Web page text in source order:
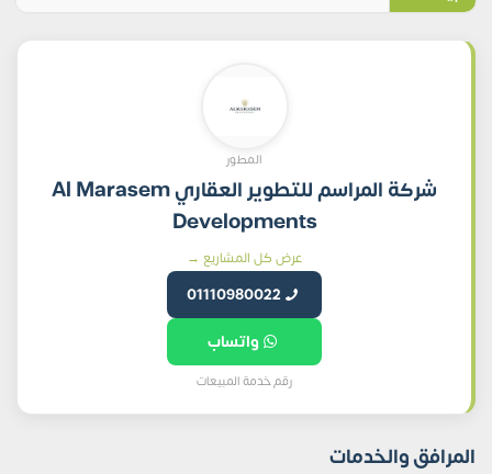
المطور
شركة المراسم للتطوير العقاري Al Marasem
Developments
عرض كل المشاريع →
01110980022
واتساب
رقم خدمة المبيعات
المرافق والخدمات